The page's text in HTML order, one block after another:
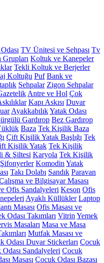
TV Ünitesi ve Sehpası Tv
Grupları Koltuk ve Kanepeler
Tekli Koltuk ve Berjerler
Koltuğu Puf Bank ve
Sehpalar Zigon Sehpalar
Antre ve Hol Çok
Kapı Askısı Duvar
AyakkabılıkYatak Odası
Gardırop Bez Gardırop
Baza Tek Kişilik Baza
Çift Kişilik Yatak Başlığı Tek
Kişilik Yatak Tek Kişilik
& Şiltesi Karyola Tek Kişilik
Şifonyerler Komodin Yatak
Takı Dolabı Sandık Paravan
ve Bilgisayar Masası
Ofis Sandalyeleri Keson Ofis
Ayaklı Küllükler Laptop
Masası Ofis Masası ve
Odası Takımları Vitrin Yemek
Masaları Masa ve Masa
Mutfak Masası ve
Odası Duvar Stickerları Çocuk
Sandalyeleri Çocuk
Masası Çocuk Odası Bazası